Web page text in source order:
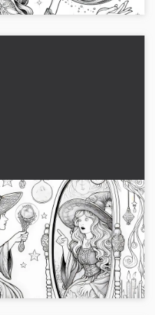
med talende spejl om
(Gratis)
af en heks
spejl. Download det
gratis nu!...